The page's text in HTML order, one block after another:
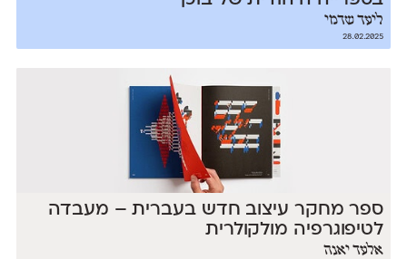
ליעד שדמי
28.02.2025
ספר מחקר עיצוב חדש בעברית – מעבדה
לטיפוגרפיה מולקולרית
אלעד יאנה